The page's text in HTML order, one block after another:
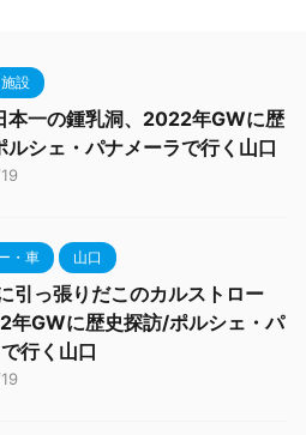
施設
本一の鍾乳洞、2022年GWに歴
ルシェ・パナメーラで行く山口
・車 山口
引っ張りだこのカルストロー
年GWに歴史探訪/ポルシェ・パ
行く山口